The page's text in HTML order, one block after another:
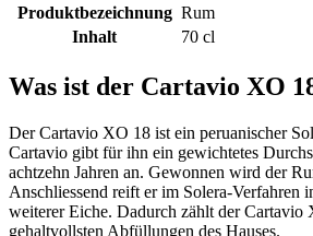
Produktbezeichnung Rum
Inhalt
70 cl
Was ist der Cartavio XO
Der Cartavio XO 18 ist ein peruanischer
Cartavio gibt für ihn ein gewichtetes
achtzehn Jahren an. Gewonnen wird der
Anschliessend reift er im Solera-Verfahren
weiterer Eiche. Dadurch zählt der Cartavio
gehaltvollsten Abfüllungen des Hauses.